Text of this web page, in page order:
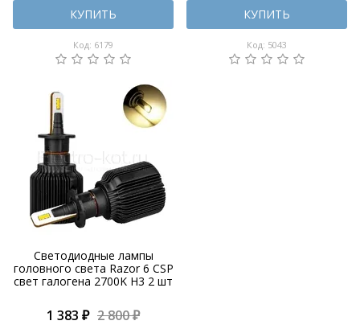
КУПИТЬ
Код: 6179
КУПИТЬ
Код: 5043
Светодиодные лампы
головного света Razor 6 CSP
свет галогена 2700K H3 2 шт
1 383 ₽ 2 800 ₽